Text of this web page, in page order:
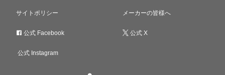
サイトポリシー メーカーの皆様へ
公式 Facebook 公式 X
公式 Instagram